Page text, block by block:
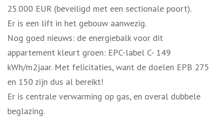
25.000 EUR (beveiligd met een sectionale poort).
Er is een lift in het gebouw aanwezig.
Nog goed nieuws: de energiebalk voor dit
appartement kleurt groen: EPC-label C- 149
kWh/m2jaar. Met felicitaties, want de doelen EPB 275
en 150 zijn dus al bereikt!
Er is centrale verwarming op gas, en overal dubbele
beglazing.